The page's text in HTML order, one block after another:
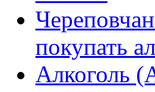
покупать
Алкоголь